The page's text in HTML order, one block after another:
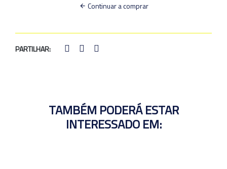
Continuar a comprar
PARTILHAR:
TAMBÉM PODERÁ ESTAR
INTERESSADO EM: